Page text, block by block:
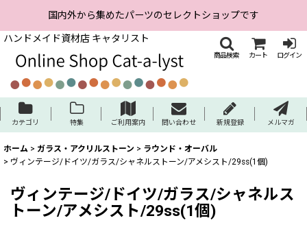
国内外から集めたパーツのセレクトショップです
ハンドメイド資材店 キャタリスト
商品検索 カート ログイン
カテゴリ 特集 ご利用案内 問い合わせ 新規登録 メルマガ
ホーム > ガラス・アクリルストーン > ラウンド・オーバル
> ヴィンテージ/ドイツ/ガラス/シャネルストーン/アメシスト/29ss(1個)
ヴィンテージ/ドイツ/ガラス/シャネルス
トーン/アメシスト/29ss(1個)